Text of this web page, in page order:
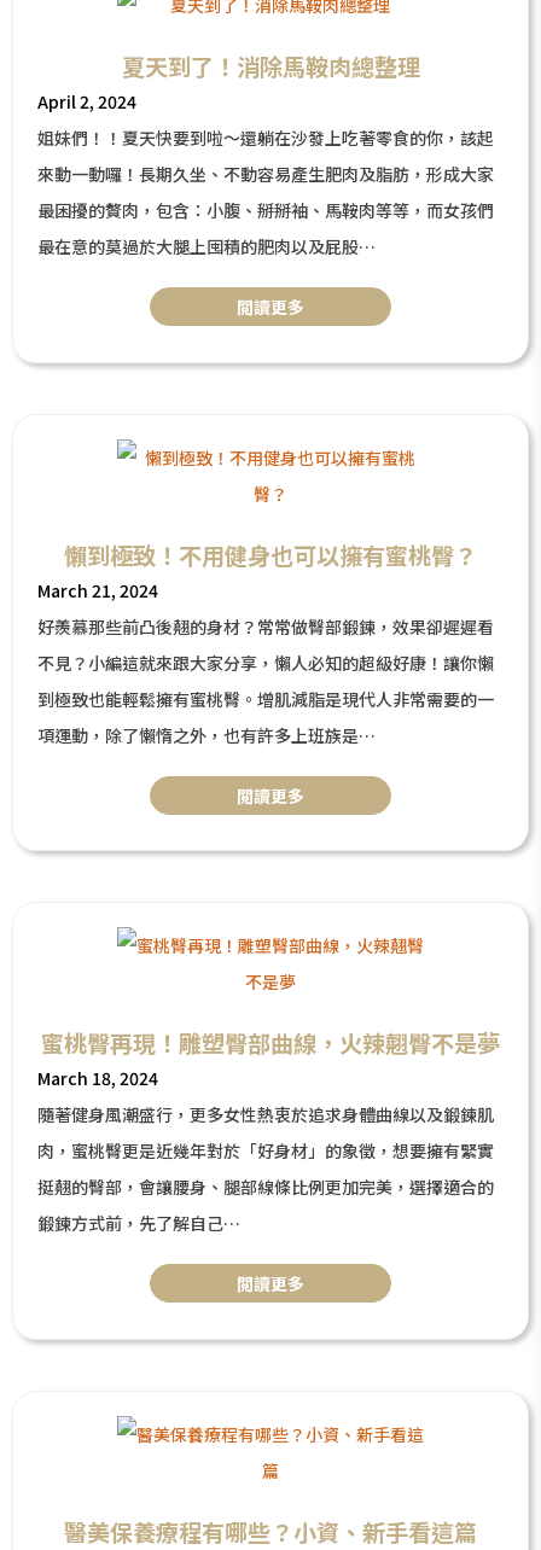
夏天到了！消除馬鞍肉總整理
April 2, 2024
姐妹們！！夏天快要到啦～還躺在沙發上吃著零食的你，該起
來動一動囉！長期久坐、不動容易產生肥肉及脂肪，形成大家
最困擾的贅肉，包含：小腹、掰掰袖、馬鞍肉等等，而女孩們
最在意的莫過於大腿上囤積的肥肉以及屁股
下垂的狀況，想要美美的迎接夏天，大方地穿上比基尼到海邊
玩水嗎？本篇將針對「馬鞍肉」的消除法來做整理與介紹，正
閲讀更多
懶到極致！不用健身也可以擁有蜜桃臀？
March 21, 2024
好羨慕那些前凸後翹的身材？常常做臀部鍛鍊，效果卻遲遲看
不見？小編這就來跟大家分享，懶人必知的超級好康！讓你懶
到極致也能輕鬆擁有蜜桃臀。增肌減脂是現代人非常需要的一
項運動，除了懶惰之外，也有許多上班族是
沒有足夠的時間上健身房，下班後就疲憊不已，更別說是健身
了，或是產後媽咪想要在短時間恢復體態，卻沒有足夠的時間
閲讀更多
蜜桃臀再現！雕塑臀部曲線，火辣翹臀不是夢
March 18, 2024
隨著健身風潮盛行，更多女性熱衷於追求身體曲線以及鍛鍊肌
肉，蜜桃臀更是近幾年對於「好身材」的象徵，想要擁有緊實
挺翹的臀部，會讓腰身、腿部線條比例更加完美，選擇適合的
鍛鍊方式前，先了解自己
屬於哪種臀型吧！除了運動訓練可以雕塑蜜桃臀外，本篇文章
也將告訴你，更加輕鬆、快速的翹臀秘訣！
閲讀更多
醫美保養療程有哪些？小資、新手看這篇